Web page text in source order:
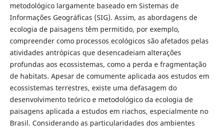
metodológico largamente baseado em Sistemas de
Informações Geográficas (SIG). Assim, as abordagens de
ecologia de paisagens têm permitido, por exemplo,
compreender como processos ecológicos são afetados pelas
atividades antrópicas que desencadeiam alterações
profundas aos ecossistemas, como a perda e fragmentação
de habitats. Apesar de comumente aplicada aos estudos em
ecossistemas terrestres, existe uma defasagem do
desenvolvimento teórico e metodológico da ecologia de
paisagens aplicada a estudos em riachos, especialmente no
Brasil. Considerando as particularidades dos ambientes